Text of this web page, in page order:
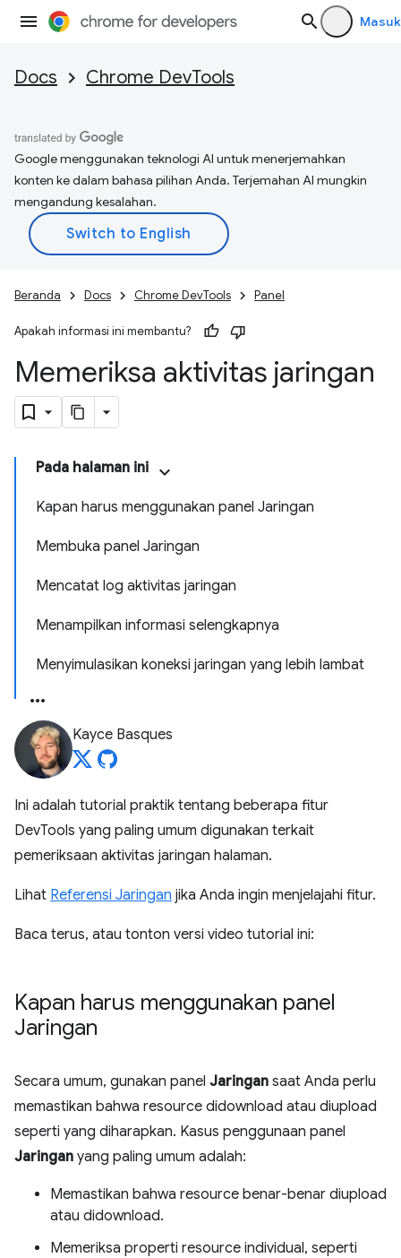
Masuk
Docs Chrome DevTools
Google menggunakan teknologi AI untuk menerjemahkan
konten ke dalam bahasa pilihan Anda. Terjemahan AI mungkin
mengandung kesalahan.
Beranda Docs Chrome DevTools Panel
Apakah informasi ini membantu?
Memeriksa aktivitas jaringan
Pada halaman ini
Kapan harus menggunakan panel Jaringan
Membuka panel Jaringan
Mencatat log aktivitas jaringan
Menampilkan informasi selengkapnya
Menyimulasikan koneksi jaringan yang lebih lambat
Kayce Basques
Ini adalah tutorial praktik tentang beberapa fitur
DevTools yang paling umum digunakan terkait
pemeriksaan aktivitas jaringan halaman.
Lihat Referensi Jaringan jika Anda ingin menjelajahi fitur.
Baca terus, atau tonton versi video tutorial ini:
Kapan harus menggunakan panel
Jaringan
Secara umum, gunakan panel Jaringan saat Anda perlu
memastikan bahwa resource didownload atau diupload
seperti yang diharapkan. Kasus penggunaan panel
Jaringan yang paling umum adalah:
Memastikan bahwa resource benar-benar diupload
atau didownload.
Memeriksa properti resource individual, seperti